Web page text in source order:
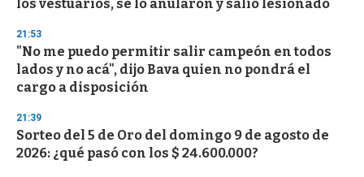
los vestuarios, se lo anularon y salió lesionado
21:53
"No me puedo permitir salir campeón en todos
lados y no acá", dijo Bava quien no pondrá el
cargo a disposición
21:39
Sorteo del 5 de Oro del domingo 9 de agosto de
2026: ¿qué pasó con los $ 24.600.000?